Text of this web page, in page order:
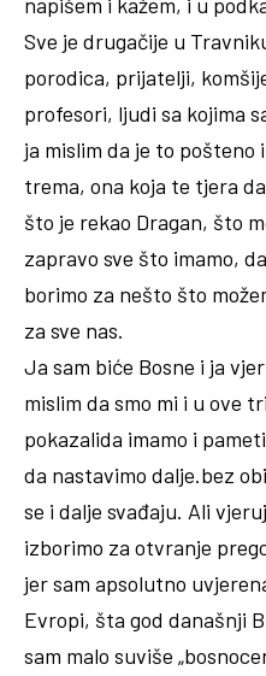
Sve je drugačije u
porodica, prijatelji,
profesori, ljudi sa kojima
ja mislim da je to
trema, ona koja te tjera
što je rekao Dragan, što
zapravo sve što imamo,
borimo za nešto što
za sve nas.
Ja sam biće Bosne i ja
mislim da smo mi i u ove
pokazalida imamo i
da nastavimo dalje.bez
se i dalje svađaju. Ali
izborimo za otvranje
jer sam apsolutno
Evropi, šta god današnji
sam malo suviše